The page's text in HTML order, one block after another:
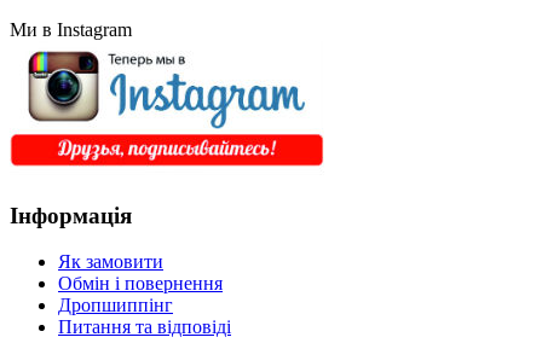
Ми в Instagram
Інформація
Як замовити
Обмін і повернення
Дропшиппінг
Питання та відповіді